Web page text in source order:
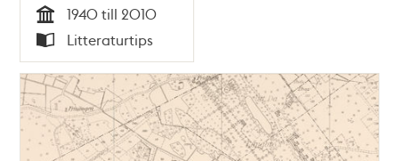
Tid
1940 till 2010
Typ
Litteraturtips